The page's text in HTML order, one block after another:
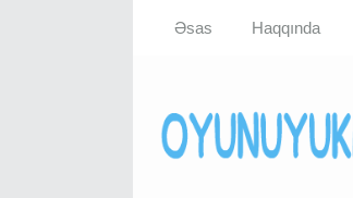
Əsas Haqqında